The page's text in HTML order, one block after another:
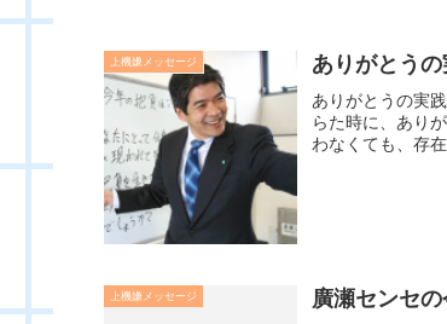
上機嫌メッセージ ありがとう
ありがとうの実
らた時に、あり
わなくても、存
上機嫌メッセージ 廣瀬センセ